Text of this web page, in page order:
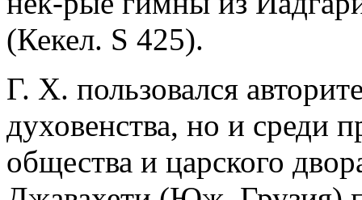
(Кекел. S 425).
Г. Х. пользовался
духовенства, но и среди
общества и царского